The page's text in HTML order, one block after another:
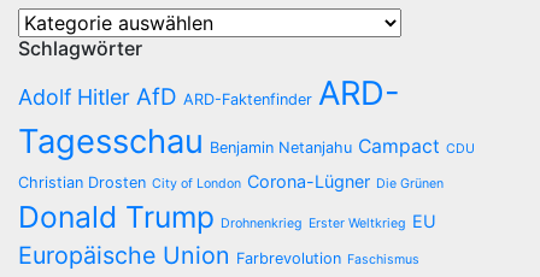
Kategorien
Schlagwörter
Adolf Hitler AfD ARD-Faktenfinder ARD-
Tagesschau Benjamin Netanjahu Campact CDU
Christian Drosten City of London Corona-Lügner Die Grünen
Donald Trump Drohnenkrieg Erster Weltkrieg EU
Europäische Union Farbrevolution Faschismus